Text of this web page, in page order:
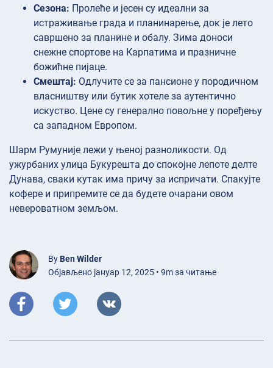
Сезона: Пролеће и јесен су идеални за
истраживање града и планинарење, док је лето
савршено за планине и обалу. Зима доноси
снежне спортове на Карпатима и празничне
божићне пијаце.
Смештај: Одлучите се за пансионе у породичном
власништву или бутик хотеле за аутентично
искуство. Цене су генерално повољне у поређењу
са западном Европом.
Шарм Румуније лежи у њеној разноликости. Од
ужурбаних улица Букурешта до спокојне лепоте делте
Дунава, сваки кутак има причу за испричати. Спакујте
кофере и припремите се да будете очарани овом
невероватном земљом.
By Ben Wilder
Објављено јануар 12, 2025 • 9m за читање